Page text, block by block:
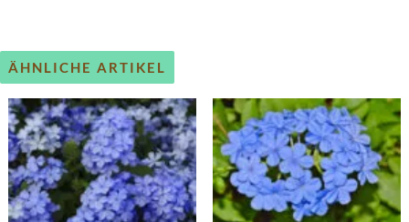
ÄHNLICHE ARTIKEL